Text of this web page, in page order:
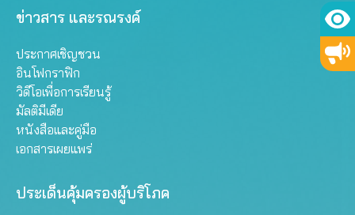
ข่าวสาร และรณรงค์
ประกาศเชิญชวน
อินโฟกราฟิก
วิดีโอเพื่อการเรียนรู้
มัลติมีเดีย
หนังสือและคู่มือ
เอกสารเผยแพร่
ประเด็นคุ้มครองผู้บริโภค